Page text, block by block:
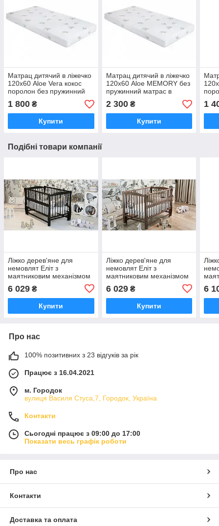
Матрац дитячий в ліжечко
120х60 Aloe Vera кокос
поролон без пружинний
матрас в кроватку
ортопедичний 12см
1 800 ₴
Купити
Матрац дитячий в ліжечко
120х60 Aloe MEMORY без
пружинний матрас в
кроватку ортопедичний
8см
2 300₴
Купити
1
Подібні товари компанії
Ліжко дерев'яне для
немовлят Еліт з
маятниковим механізмом
відкидною боковиною без
шухляди бук біле 120х60
6 029 ₴
Купити
Ліжко дерев'яне для
немовлят Еліт з
маятниковим механізмом
відкидною боковиною без
шухляди бук біле 120х60
6 029₴
Купити
6
Про нас
100% позитивних з 23 відгуків за рік
Працює з 16.04.2021
м. Городок
вулиця Василя Стуса,7, Городок, Україна
Контакти
Сьогодні працює з 09:00 до 17:00
Показати весь графік роботи
Про нас
Контакти
Доставка та оплата